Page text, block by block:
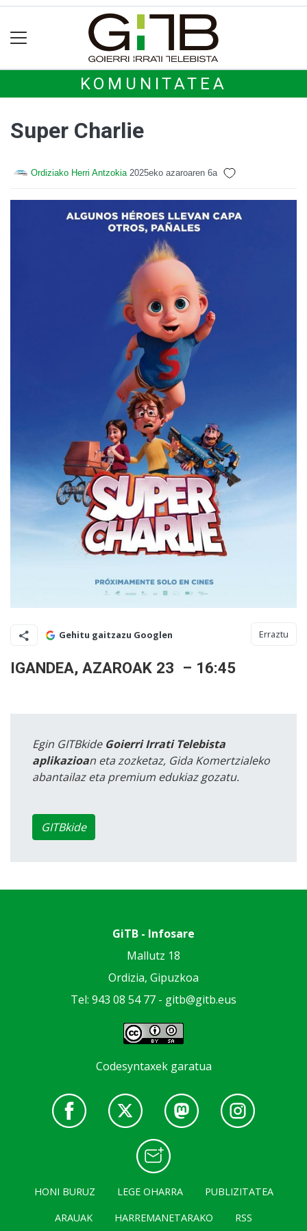
KOMUNITATEA
Super Charlie
Ordiziako Herri Antzokia 2025eko azaroaren 6a
Gehitu gaitzazu Googlen Erraztu
IGANDEA, AZAROAK 23 – 16:45
Egin GITBkide Goierri Irrati Telebista
aplikazioan eta zozketaz, Gida Komertzialeko
abantailaz eta premium edukiaz gozatu.
GITBkide
GiTB - Infosare
Mallutz 18
Ordizia, Gipuzkoa
Tel: 943 08 54 77 - gitb@gitb.eus
Codesyntaxek garatua
HONI BURUZ LEGE OHARRA
PUBLIZITATEA
ARAUAK
HARREMANETARAKO RSS